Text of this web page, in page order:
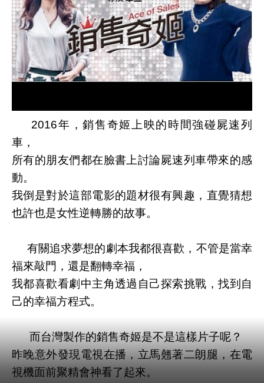
2016年，銷售奇姬上映的時間強碰屍速列
車，
所有的朋友們都在臉書上討論屍速列車帶來的感
動。
我倒是對於這部電影的題材很有興趣，直覺猜想
也許也是女性逆轉勝的故事。
有關追求夢想的劇本我都很喜歡，不管是當幸
福來敲門，還是翻轉幸福，
我都喜歡看劇中主角透過自己探索挑戰，找到自
己的幸福方程式。
而台灣製作的銷售奇姬是不是這樣片子呢？
昨晚意外發現電視在播，立馬翹著二朗腿，在電
視機面前聚精會神看了起來。